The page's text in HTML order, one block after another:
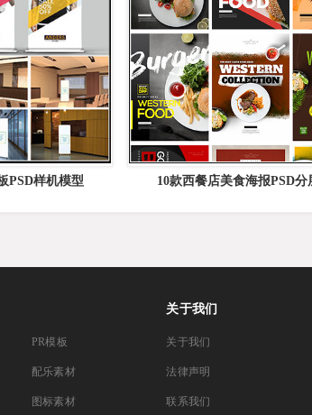
PSD样机模型 10款西餐店美食海报PSD分
PR模板
配乐素材
图标素材
关于我们
关于我们
法律声明
联系我们